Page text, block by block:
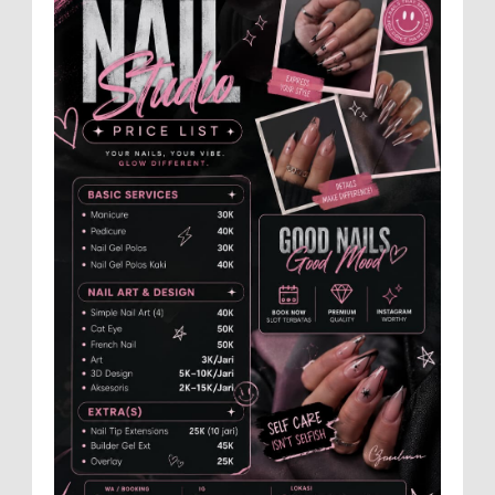
dalam ajang b...
Menko Zulhas Wajibkan Program Makan
Bergizi Gratis Menyerap Bahan Pangan
dari Desa
BLORA - Menteri Koordinator Bidang
Pangan RI Zulkifli Hasan menegaskan bahwa Satuan
Pelayanan Pemenuhan Gizi (SPPG) pelaksana Program
Makan ...
Dari SiLPA Rp90 Miliar hingga Masalah
Air Bersih, Bupati Blora Beberkan Solusi
di Paripurna DPRD
BLORA – Suasana berbeda mewarnai
Rapat Paripurna DPRD Kabupaten Blora, Selasa
(28/7/2026). Di sela penyampaian pandangan umum
fraksi-fraks...